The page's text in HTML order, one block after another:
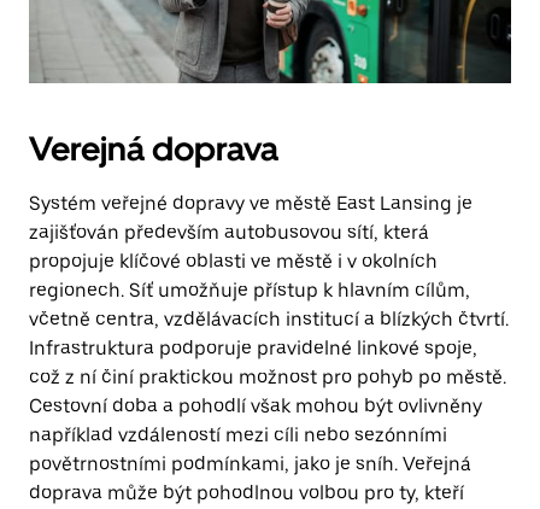
Verejná doprava
Systém veřejné dopravy ve městě East Lansing je
zajišťován především autobusovou sítí, která
propojuje klíčové oblasti ve městě i v okolních
regionech. Síť umožňuje přístup k hlavním cílům,
včetně centra, vzdělávacích institucí a blízkých čtvrtí.
Infrastruktura podporuje pravidelné linkové spoje,
což z ní činí praktickou možnost pro pohyb po městě.
Cestovní doba a pohodlí však mohou být ovlivněny
například vzdáleností mezi cíli nebo sezónními
povětrnostními podmínkami, jako je sníh. Veřejná
doprava může být pohodlnou volbou pro ty, kteří